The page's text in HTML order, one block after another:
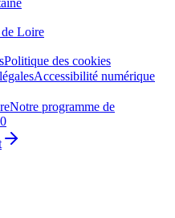
Loire
Politique des cookies
Accessibilité numérique
Notre programme de